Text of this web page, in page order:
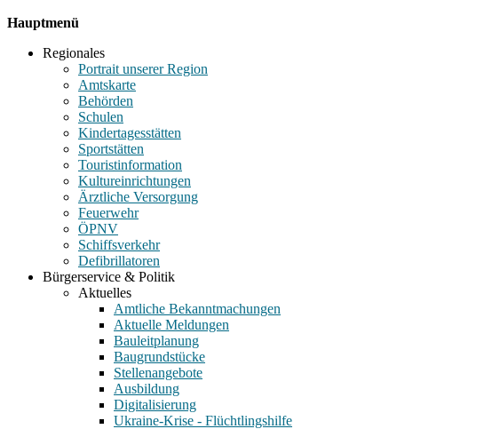
Hauptmenü
Regionales
Portrait unserer Region
Amtskarte
Behörden
Schulen
Kindertagesstätten
Sportstätten
Touristinformation
Kultureinrichtungen
Ärztliche Versorgung
Feuerwehr
ÖPNV
Schiffsverkehr
Defibrillatoren
Bürgerservice & Politik
Aktuelles
Amtliche Bekanntmachungen
Aktuelle Meldungen
Bauleitplanung
Baugrundstücke
Stellenangebote
Ausbildung
Digitalisierung
Ukraine-Krise - Flüchtlingshilfe